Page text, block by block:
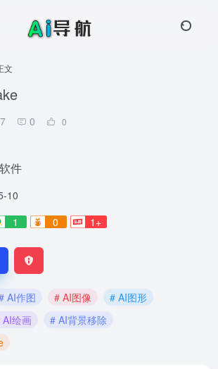
文
0 0
件
10
1 0 1+
AI作图 # AI图像
# AI图形
AI绘画
# AI背景移除